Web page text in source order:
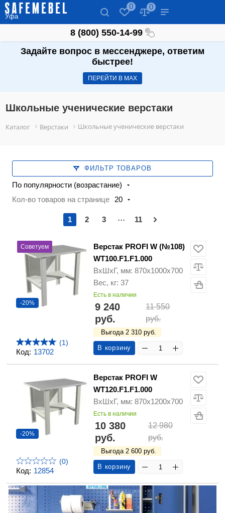
Уфа
0 0
8 (800) 550-14-99
Задайте вопрос в мессенджере, ответим
быстрее!
ПЕРЕЙТИ В МАХ
Школьные ученические верстаки
Каталог Верстаки Школьные ученические верстаки
ФИЛЬТР ТОВАРОВ
По популярности (возрастание)
Кол-во товаров на странице
20
1 2 3 ... 11
Код: 13702
Советуем
-20%
(1)
Верстак PROFI W (№108)
WT100.F1.F1.000
ВхШхГ, мм: 870х1000х700
Вес, кг: 37
Есть в наличии
9 240
руб.
11 550
руб.
Выгода 2 310 руб.
В корзину
Код: 12854
-20%
(0)
Верстак PROFI W
WT120.F1.F1.000
ВхШхГ, мм: 870х1200х700
Есть в наличии
10 380
руб.
12 980
руб.
Выгода 2 600 руб.
В корзину